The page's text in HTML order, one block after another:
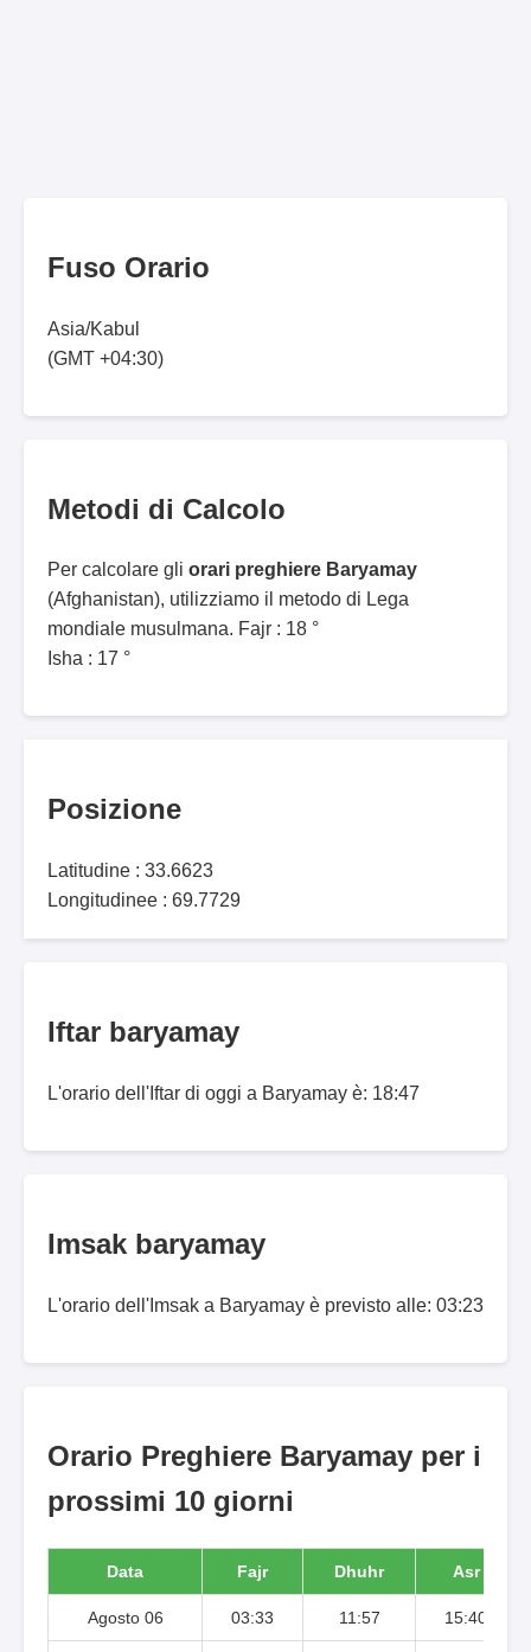
Fuso Orario
Asia/Kabul
(GMT +04:30)
Metodi di Calcolo
Per calcolare gli orari preghiere Baryamay
(Afghanistan), utilizziamo il metodo di Lega
mondiale musulmana. Fajr : 18 °
Isha : 17 °
Posizione
Latitudine : 33.6623
Longitudinee : 69.7729
Iftar baryamay
L'orario dell'Iftar di oggi a Baryamay è: 18:47
Imsak baryamay
L'orario dell'Imsak a Baryamay è previsto alle: 03:23
Orario Preghiere Baryamay per i
prossimi 10 giorni
Data Fajr Dhuhr Asr
Agosto 06 03:33 11:57 15:40